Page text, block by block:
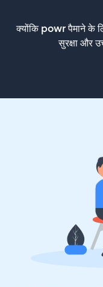
क्योंकि powr पैमाने के
सुरक्षा और